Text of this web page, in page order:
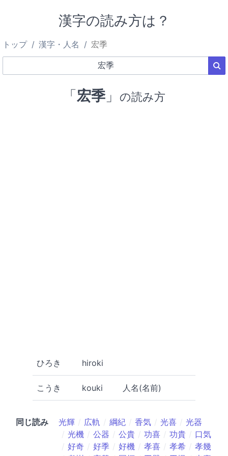
漢字の読み方は？
トップ 漢字・人名 宏季
「宏季」 の読み方
ひろき hiroki
こうき kouki 人名(名前)
同じ読み 光輝 広軌 綱紀 香気 光喜
光器
光機
公器 公貴 功喜 功貴
口気
好奇
好季 好機 孝喜 孝希
孝幾